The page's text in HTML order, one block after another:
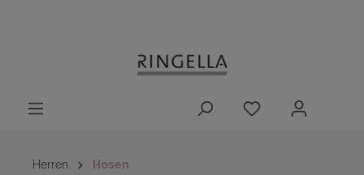
Herren Hosen